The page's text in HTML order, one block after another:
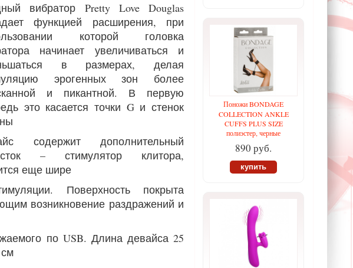
вибратор Pretty Love Douglas
функцией расширения, при
которой головка
начинает увеличиваться и
в размерах, делая
эрогенных зон более
и пикантной. В первую
это касается точки G и стенок
содержит дополнительный
– стимулятор клитора,
еще шире
Поверхность покрыта
возникновение раздражений и
по USB. Длина девайса 25
Поножи BONDAGE
COLLECTION ANKLE
CUFFS PLUS SIZE
полиэстер, черные
890 руб.
купить